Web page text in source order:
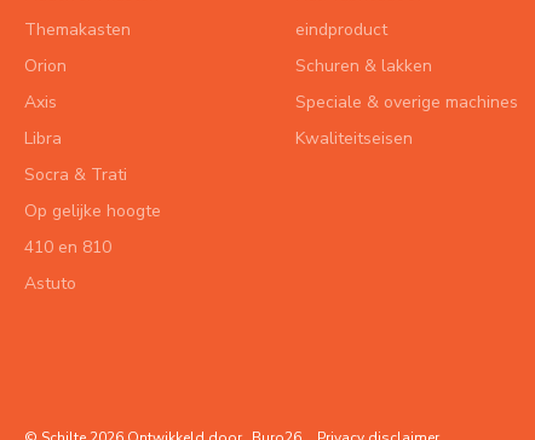
Themakasten
Orion
Axis
Libra
Socra & Trati
Op gelijke hoogte
410 en 810
Astuto
eindproduct
Schuren & lakken
Speciale & overige machines
Kwaliteitseisen